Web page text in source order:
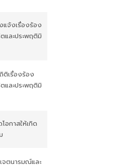
แจ้งเรื่องร้อง
และประพฤติมิ
ติเรื่องร้อง
และประพฤติมิ
อกาสให้เกิด
จตนารมณ์และ